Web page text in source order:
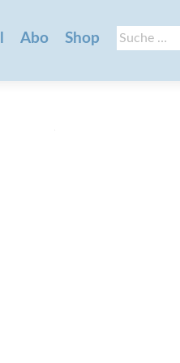
Suche
nach:
Abo Shop